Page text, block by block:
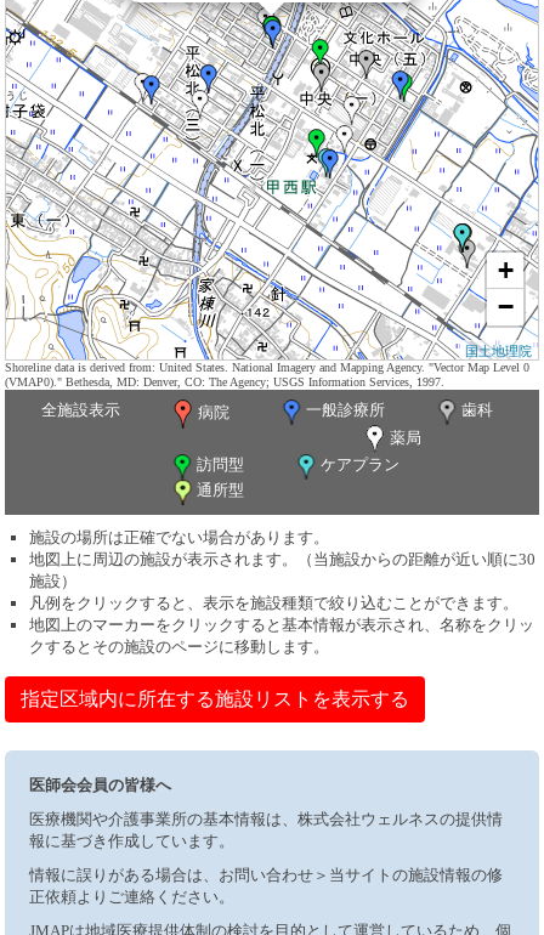
+
−
国土地理院
Shoreline data is derived from: United States. National Imagery and Mapping Agency. "Vector Map Level 0
(VMAP0)." Bethesda, MD: Denver, CO: The Agency; USGS Information Services, 1997.
全施設表示 病院 一般診療所
歯科
薬局
訪問型
ケアプラン
通所型
施設の場所は正確でない場合があります。
地図上に周辺の施設が表示されます。（当施設からの距離が近い順に30
施設）
凡例をクリックすると、表示を施設種類で絞り込むことができます。
地図上のマーカーをクリックすると基本情報が表示され、名称をクリッ
クするとその施設のページに移動します。
指定区域内に所在する施設リストを表示する
医師会会員の皆様へ
医療機関や介護事業所の基本情報は、株式会社ウェルネスの提供情
報に基づき作成しています。
情報に誤りがある場合は、お問い合わせ＞当サイトの施設情報の修
正依頼よりご連絡ください。
JMAPは地域医療提供体制の検討を目的として運営しているため、個